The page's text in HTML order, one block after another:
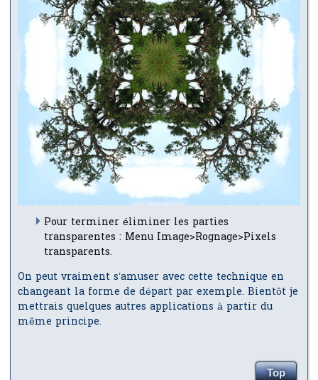
Pour terminer éliminer les parties
transparentes : Menu Image>Rognage>Pixels
transparents.
On peut vraiment s’amuser avec cette technique en
changeant la forme de départ par exemple. Bientôt je
mettrais quelques autres applications à partir du
même principe.
Top